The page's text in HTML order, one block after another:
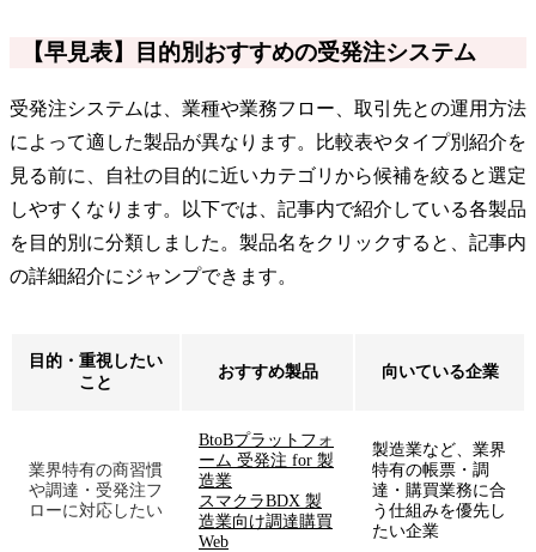
【早見表】目的別おすすめの受発注システム
受発注システムは、業種や業務フロー、取引先との運用方法
によって適した製品が異なります。比較表やタイプ別紹介を
見る前に、自社の目的に近いカテゴリから候補を絞ると選定
しやすくなります。以下では、記事内で紹介している各製品
を目的別に分類しました。製品名をクリックすると、記事内
の詳細紹介にジャンプできます。
目的・重視したい
こと
おすすめ製品 向いている企業
業界特有の商習慣
や調達・受発注フ
ローに対応したい
BtoBプラットフォ
ーム 受発注 for 製
造業
スマクラBDX 製
造業向け調達購買
Web
製造業など、業界
特有の帳票・調
達・購買業務に合
う仕組みを優先し
たい企業